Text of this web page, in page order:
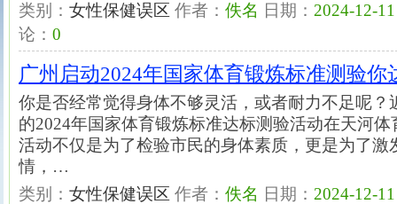
类别： 女性保健误区 作者： 佚名 日期： 2024-12-
论： 0
广州启动2024年国家体育锻炼标准测验你
你是否经常觉得身体不够灵活，或者耐力不足呢？
的2024年国家体育锻炼标准达标测验活动在天河
活动不仅是为了检验市民的身体素质，更是为了激
情，…
类别： 女性保健误区 作者： 佚名 日期： 2024-12-